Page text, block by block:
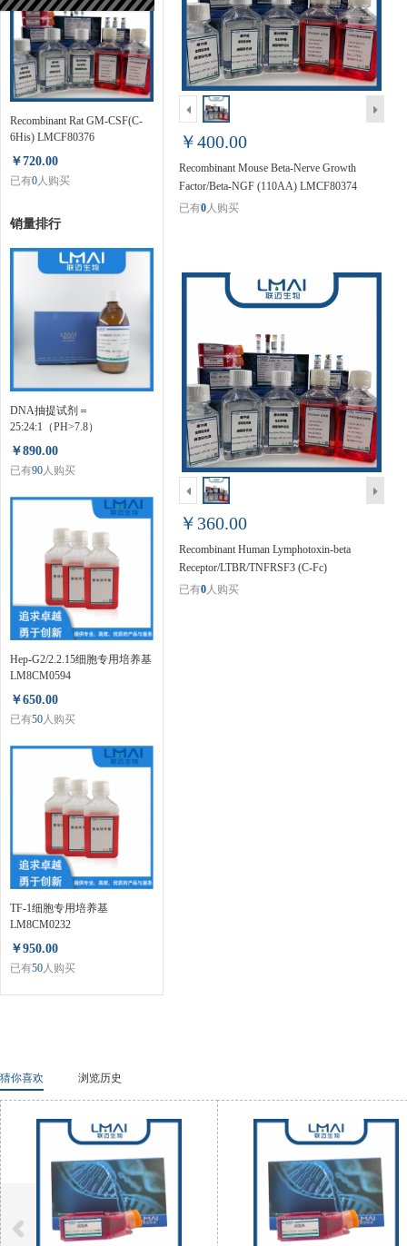
Recombinant Rat GM-CSF(C-
6His) LMCF80376
￥720.00
已有0人购买
销量排行
DNA抽提试剂＝
25:24:1（PH>7.8）
LM80124ER
￥890.00
已有90人购买
Hep-G2/2.2.15细胞专用培养基
LM8CM0594
￥650.00
已有50人购买
TF-1细胞专用培养基
LM8CM0232
￥950.00
已有50人购买
￥400.00
Recombinant Mouse Beta-Nerve Growth
Factor/Beta-NGF (110AA) LMCF80374
已有0人购买
￥360.00
Recombinant Human Lymphotoxin-beta
Receptor/LTBR/TNFRSF3 (C-Fc)
LMCF80370
已有0人购买
猜你喜欢 浏览历史